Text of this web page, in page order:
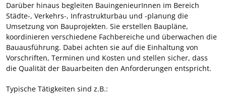
Darüber hinaus begleiten BauingenieurInnen im Bereich
Städte-, Verkehrs-, Infrastrukturbau und -planung die
Umsetzung von Bauprojekten. Sie erstellen Baupläne,
koordinieren verschiedene Fachbereiche und überwachen die
Bauausführung. Dabei achten sie auf die Einhaltung von
Vorschriften, Terminen und Kosten und stellen sicher, dass
die Qualität der Bauarbeiten den Anforderungen entspricht.
Typische Tätigkeiten sind z.B.: